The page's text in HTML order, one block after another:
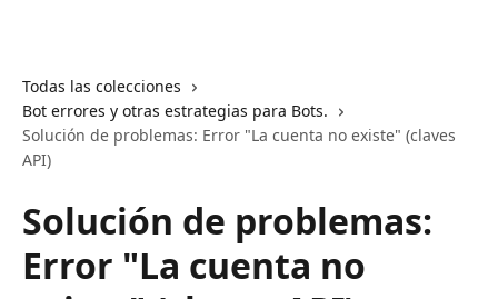
Todas las colecciones
Bot errores y otras estrategias para Bots.
Solución de problemas: Error "La cuenta no existe" (claves
API)
Solución de problemas:
Error "La cuenta no